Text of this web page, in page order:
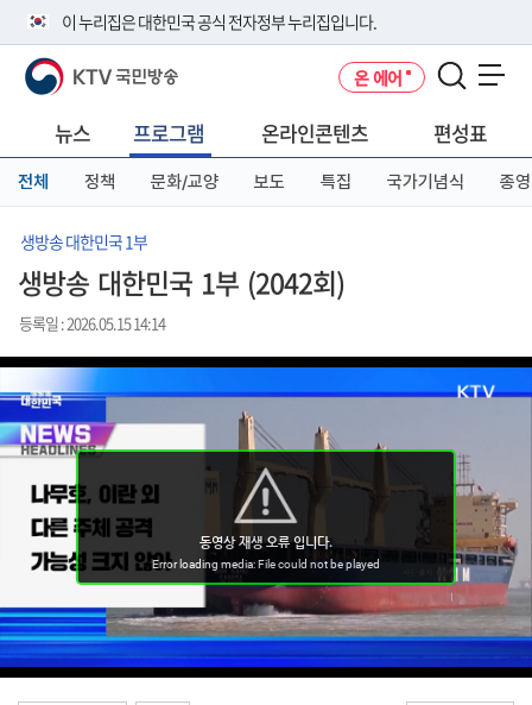
이 누리집은 대한민국 공식 전자정부 누리집입니다.
공식 누리집 주소 확인하기
니다.
이밖에 or.kr 또는 .kr등 다른 도메인 주소를 사용하고 있다면 아래 URL에
서 도메인 주소를 확인해 보세요
KTV 국민방송 온 에어
뉴스 프로그램 온라인콘텐츠 편성표
전체 정책 문화/교양 보도 특집 국가기념식 종영
생방송 대한민국 1부
생방송 대한민국 1부 (2042회)
등록일 : 2026.05.15 14:14